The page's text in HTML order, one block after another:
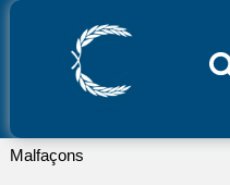
Aller
Malfaçons